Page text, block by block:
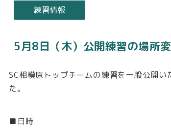
練習情報
5月8日（木）公開練習の場所
SC相模原トップチームの練習を一般公開
た。
■日時